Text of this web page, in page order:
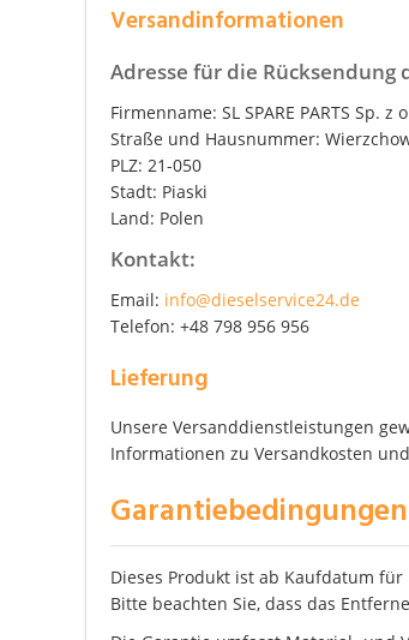
Versandinformationen
Adresse für die Rücksendung
Firmenname: SL SPARE PARTS Sp. z
Straße und Hausnummer:
PLZ: 21-050
Stadt: Piaski
Land: Polen
Kontakt:
Email: info@dieselservice24.de
Telefon: +48 798 956 956
Lieferung
Unsere Versanddienstleistungen
Informationen zu Versandkosten
Garantiebedingungen
Dieses Produkt ist ab Kaufdatum
Bitte beachten Sie, dass das